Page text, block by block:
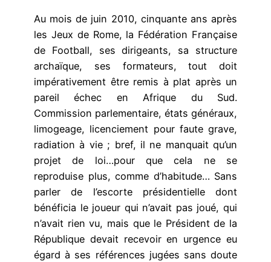
Au mois de juin 2010, cinquante ans après
les Jeux de Rome, la Fédération Française
de Football, ses dirigeants, sa structure
archaïque, ses formateurs, tout doit
impérativement être remis à plat après un
pareil échec en Afrique du Sud.
Commission parlementaire, états généraux,
limogeage, licenciement pour faute grave,
radiation à vie ; bref, il ne manquait qu’un
projet de loi…pour que cela ne se
reproduise plus, comme d’habitude… Sans
parler de l’escorte présidentielle dont
bénéficia le joueur qui n’avait pas joué, qui
n’avait rien vu, mais que le Président de la
République devait recevoir en urgence eu
égard à ses références jugées sans doute